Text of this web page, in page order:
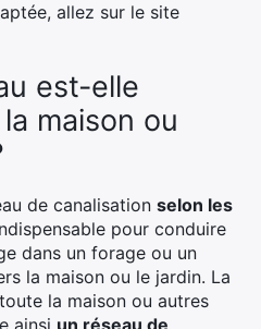
allez sur le site
est-elle
maison ou
de canalisation selon les
pour conduire
dans un forage ou un
la maison ou le jardin. La
la maison ou autres
ainsi un réseau de